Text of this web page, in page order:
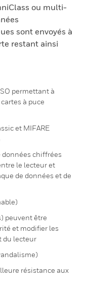
ou multi-
sont envoyés à
restant ainsi
permettant à
à puce
et MIFARE
données chiffrées
le lecteur et
de données et de
peuvent être
et modifier les
du lecteur
résistance aux